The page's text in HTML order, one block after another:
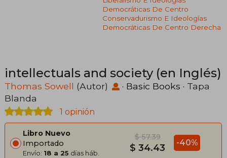
Democráticas De Centro
Conservadurismo E Ideologías
Democráticas De Centro Derecha
intellectuals and society (en Inglés)
Thomas Sowell (Autor) · Basic Books · Tapa
Blanda
1 opinión
Libro Nuevo
Importado
Envío: 18 a 25 días háb.
$ 57.39
$ 34.43 -40%